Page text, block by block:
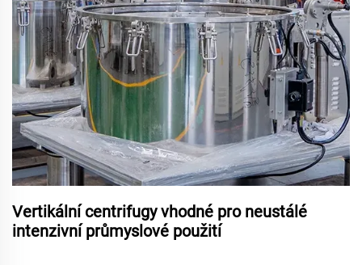
Vertikální centrifugy vhodné pro neustálé
intenzivní průmyslové použití